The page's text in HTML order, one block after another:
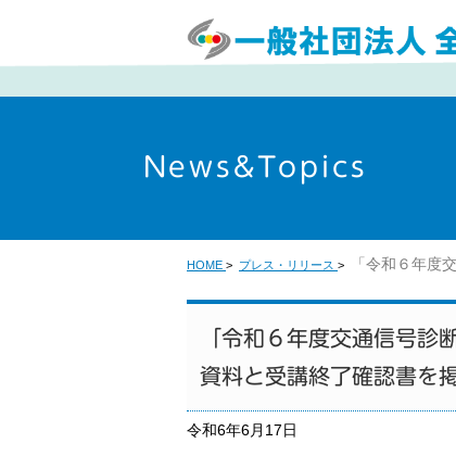
News&Topics
HOME > プレス・リリース > 「令和６年度
「令和６年度交通信号診
資料と受講終了確認書を
令和6年6月17日